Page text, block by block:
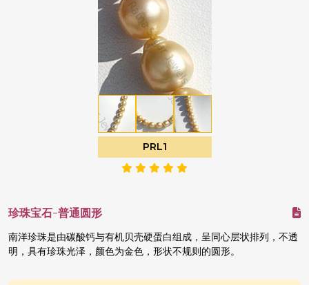
PRL1
珍珠宝石-普通圆形
南洋珍珠是由碳酸钙与有机贝壳硬蛋白组成，呈同心层状排列，不透
明，具有珍珠光泽，颜色为金色，形状不规则的圆形。